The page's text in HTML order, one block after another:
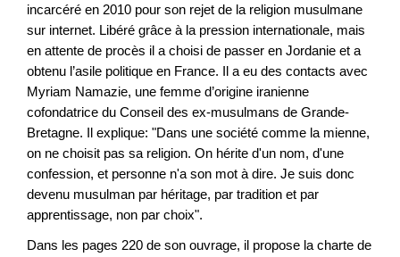
incarcéré en 2010 pour son rejet de la religion musulmane
sur internet. Libéré grâce à la pression internationale, mais
en attente de procès il a choisi de passer en Jordanie et a
obtenu l’asile politique en France. Il a eu des contacts avec
Myriam Namazie, une femme d’origine iranienne
cofondatrice du Conseil des ex-musulmans de Grande-
Bretagne. Il explique: "Dans une société comme la mienne,
on ne choisit pas sa religion. On hérite d'un nom, d'une
confession, et personne n'a son mot à dire. Je suis donc
devenu musulman par héritage, par tradition et par
apprentissage, non par choix".
Dans les pages 220 de son ouvrage, il propose la charte de